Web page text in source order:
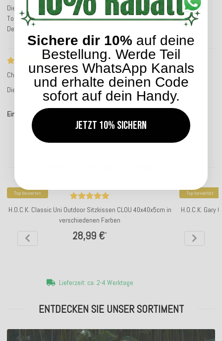
Die Kissen sind wie immer erstklassig verarbeitet und super bequem.
Tolles Design.
Der Versand war superschnell.
Best of ...Kissen
Christine Chrisana W.
Service-Bewertung
Diese Bewertung hat keinen Text
Einträge insgesamt: 7
Top bewertet
H.O.C.K. Classic Uni Outdoor Sitzkissen CLOU 40x40x5cm in
verschiedenen Farben
28,99 €*
Lieferzeit: ca. 2-4 Werktage
Top bewertet
H.O.C.K.
ENTDECKEN SIE UNSER SORTIMENT
Sichere dir 10% auf deine
Bestellung. Werde Teil
unseres WhatsApp Kanals
und erhalte deinen Code
sofort auf dein Handy.
Jetzt 10% sichern